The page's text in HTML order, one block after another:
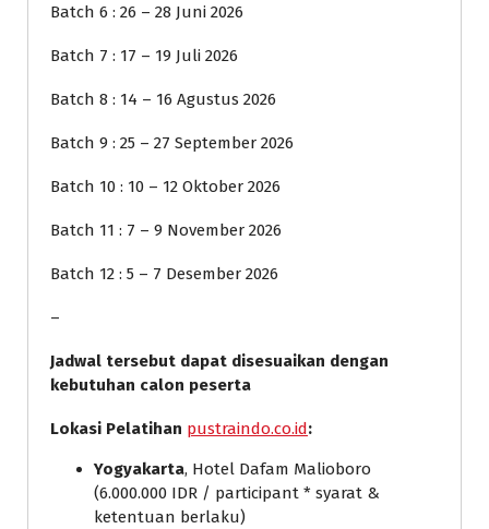
Batch 6 : 26 – 28 Juni 2026
Batch 7 : 17 – 19 Juli 2026
Batch 8 : 14 – 16 Agustus 2026
Batch 9 : 25 – 27 September 2026
Batch 10 : 10 – 12 Oktober 2026
Batch 11 : 7 – 9 November 2026
Batch 12 : 5 – 7 Desember 2026
–
Jadwal tersebut dapat disesuaikan dengan
kebutuhan calon peserta
Lokasi Pelatihan pustraindo.co.id:
Yogyakarta, Hotel Dafam Malioboro
(6.000.000 IDR / participant * syarat &
ketentuan berlaku)